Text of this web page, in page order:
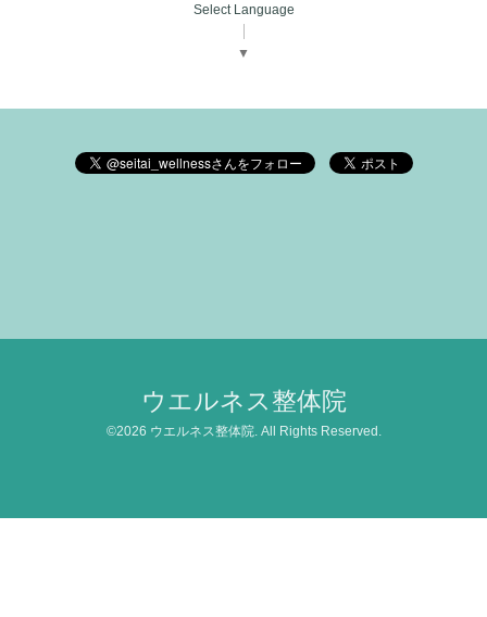
Select Language
▼
ウエルネス整体院
©2026 ウエルネス整体院. All Rights Reserved.